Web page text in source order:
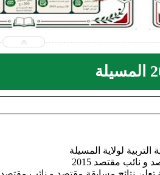
2026-07-28
ecoledz.net
التربية لولاية المسيلة
و نائب مقتصد 2015